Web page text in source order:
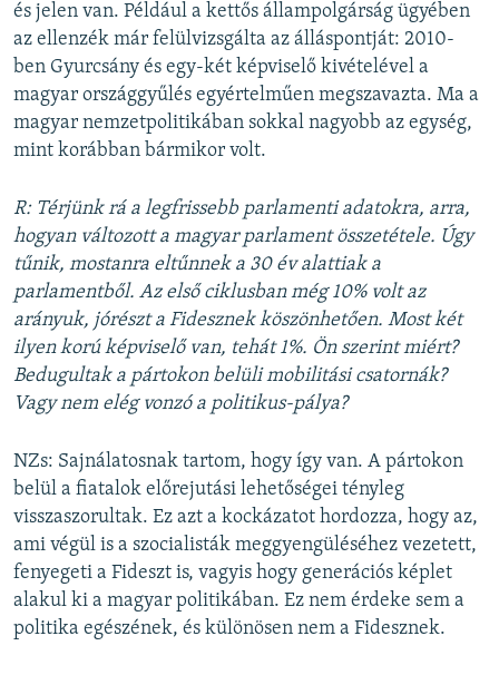
és jelen van. Például a kettős állampolgárság ügyében
az ellenzék már felülvizsgálta az álláspontját: 2010-
ben Gyurcsány és egy-két képviselő kivételével a
magyar országgyűlés egyértelműen megszavazta. Ma a
magyar nemzetpolitikában sokkal nagyobb az egység,
mint korábban bármikor volt.
R: Térjünk rá a legfrissebb parlamenti adatokra, arra,
hogyan változott a magyar parlament összetétele. Úgy
tűnik, mostanra eltűnnek a 30 év alattiak a
parlamentből. Az első ciklusban még 10% volt az
arányuk, jórészt a Fidesznek köszönhetően. Most két
ilyen korú képviselő van, tehát 1%. Ön szerint miért?
Bedugultak a pártokon belüli mobilitási csatornák?
Vagy nem elég vonzó a politikus-pálya?
NZs: Sajnálatosnak tartom, hogy így van. A pártokon
belül a fiatalok előrejutási lehetőségei tényleg
visszaszorultak. Ez azt a kockázatot hordozza, hogy az,
ami végül is a szocialisták meggyengüléséhez vezetett,
fenyegeti a Fideszt is, vagyis hogy generációs képlet
alakul ki a magyar politikában. Ez nem érdeke sem a
politika egészének, és különösen nem a Fidesznek.